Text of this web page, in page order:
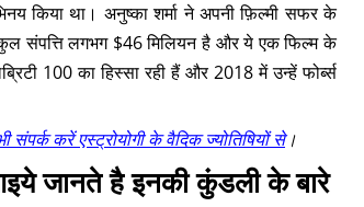
किया था। अनुष्का शर्मा ने अपनी फ़िल्मी सफर के
कुल संपत्ति लगभग $46 मिलियन है और ये एक फिल्म के
100 का हिस्सा रही हैं और 2018 में उन्हें फोर्ब्स
संपर्क करें एस्ट्रोयोगी के वैदिक ज्योतिषियों से।
जानते है इनकी कुंडली के बारे